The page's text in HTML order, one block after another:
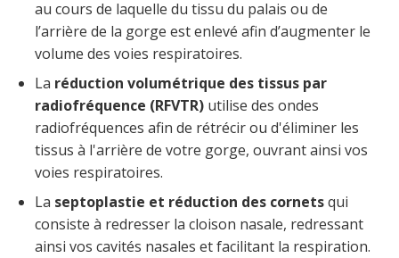
au cours de laquelle du tissu du palais ou de
l’arrière de la gorge est enlevé afin d’augmenter le
volume des voies respiratoires.
La réduction volumétrique des tissus par
radiofréquence (RFVTR) utilise des ondes
radiofréquences afin de rétrécir ou d'éliminer les
tissus à l'arrière de votre gorge, ouvrant ainsi vos
voies respiratoires.
La septoplastie et réduction des cornetsqui
consiste à redresser la cloison nasale, redressant
ainsi vos cavités nasales et facilitant la respiration.